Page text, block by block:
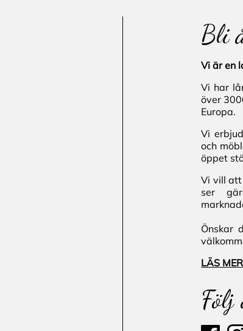
Bli
Vi är en
Vi har
över
Europa.
Vi
och
öppet
Vi vill
ser
Önskar
LÄS
Följ